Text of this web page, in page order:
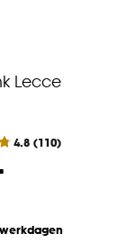
Lecce
4.8 (110)